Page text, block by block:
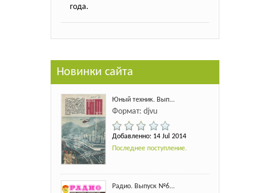
года.
Новинки сайта
Юный техник. Вып...
Формат: djvu
Добавленно: 14 Jul 2014
Последнее поступление.
Радио. Выпуск №6...